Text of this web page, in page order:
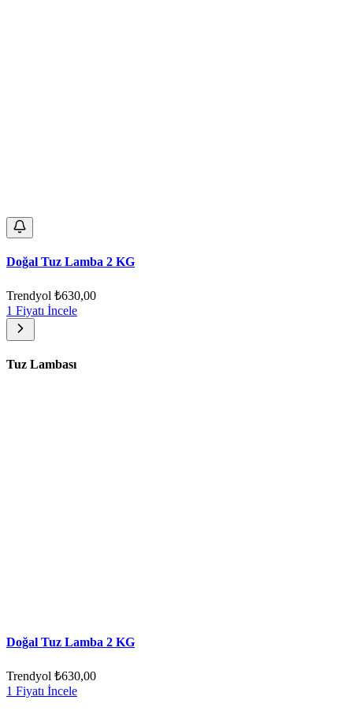
Doğal Tuz Lamba 2 KG
Trendyol ₺630,00
1 Fiyatı İncele
Tuz Lambası
Doğal Tuz Lamba 2 KG
Trendyol ₺630,00
1 Fiyatı İncele